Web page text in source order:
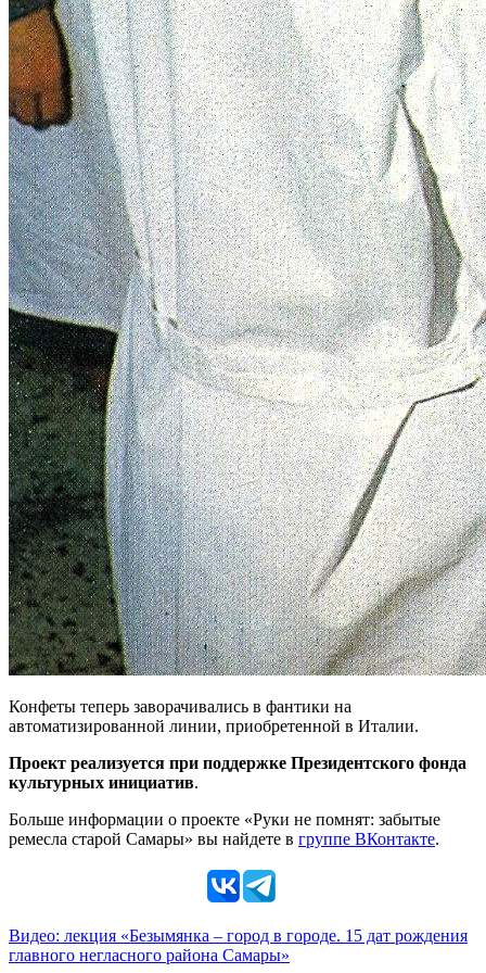
Конфеты теперь заворачивались в фантики на
автоматизированной линии, приобретенной в Италии.
Проект реализуется при поддержке Президентского фонда
культурных инициатив.
Больше информации о проекте «Руки не помнят: забытые
ремесла старой Самары» вы найдете в группе ВКонтакте.
Видео: лекция «Безымянка – город в городе. 15 дат рождения
главного негласного района Самары»